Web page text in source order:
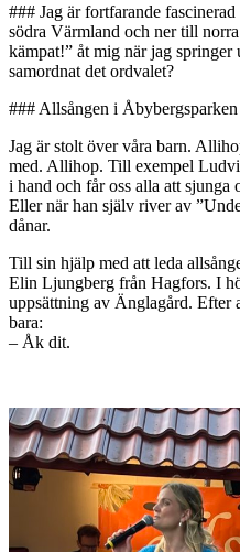
### Jag är fortfarande
södra Värmland och ner till
kämpat!” åt mig när jag
samordnat det ordvalet?
### Allsången i
Jag är stolt över våra barn.
med. Allihop. Till exempel
i hand och får oss alla att sjunga
Eller när han själv river av
dånar.
Till sin hjälp med att leda
Elin Ljungberg från Hagfors. I
uppsättning av Änglagård. Efter
bara:
– Åk dit.